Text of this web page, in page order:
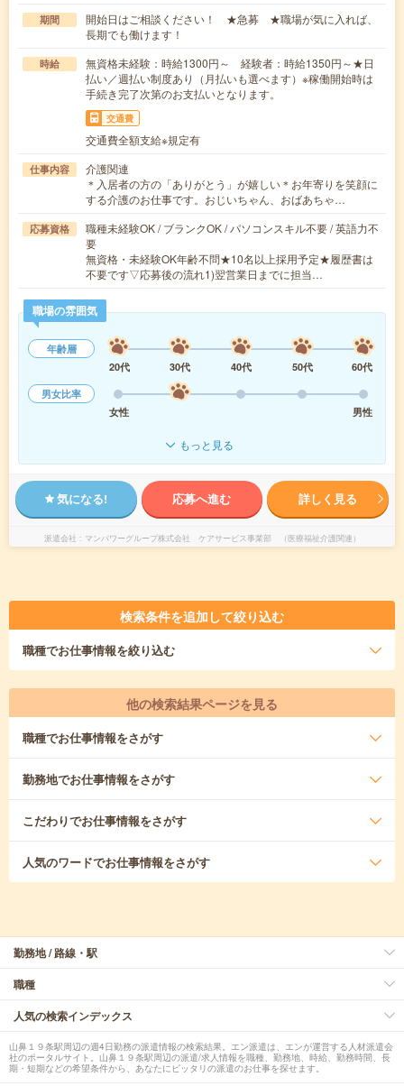
期間
開始日はご相談ください！ ★急募 ★職場が気に入れば、
長期でも働けます！
時給
無資格未経験：時給1300円～ 経験者：時給1350円～★日
払い／週払い制度あり（月払いも選べます）※稼働開始時は
手続き完了次第のお支払いとなります。
交通費
交通費全額支給※規定有
仕事内容
介護関連
＊入居者の方の「ありがとう」が嬉しい＊お年寄りを笑顔に
する介護のお仕事です。おじいちゃん、おばあちゃ…
応募資格
職種未経験OK / ブランクOK / パソコンスキル不要 / 英語力不
要
無資格・未経験OK年齢不問★10名以上採用予定★履歴書は
不要です▽応募後の流れ1)翌営業日までに担当…
職場の雰囲気
年齢層
20代
30代 40代 50代
60代
男女比率
女性
男性
もっと見る
気になる! 応募へ進む 詳しく見る
派遣会社 マンパワーグループ株式会社 ケアサービス事業部 （医療福祉介護関連）
検索条件を追加して絞り込む
職種でお仕事情報を絞り込む
他の検索結果ページを見る
職種でお仕事情報をさがす
勤務地でお仕事情報をさがす
こだわりでお仕事情報をさがす
人気のワードでお仕事情報をさがす
勤務地 / 路線・駅
職種
人気の検索インデックス
山鼻１９条駅周辺の週4日勤務の派遣情報の検索結果。エン派遣は、エンが運営する人材派遣会
社のポータルサイト。山鼻１９条駅周辺の派遣/求人情報を職種、勤務地、時給、勤務時間、長
期・短期などの希望条件から、あなたにピッタリの派遣のお仕事を探せます。